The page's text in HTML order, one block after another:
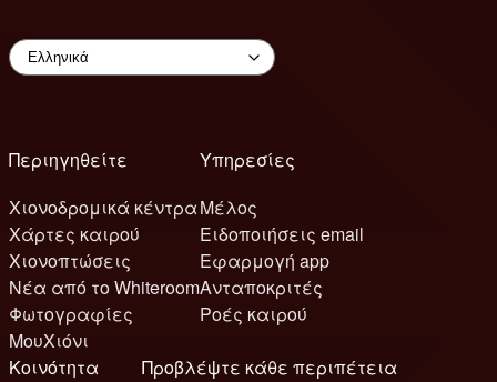
Περιηγηθείτε
Χιονοδρομικά κέντρα
Χάρτες καιρού
Χιονοπτώσεις
Νέα από το Whiteroom
Φωτογραφίες
ΜουΧιόνι
Υπηρεσίες
Μέλος
Ειδοποιήσεις email
Εφαρμογή app
Ανταποκριτές
Ροές καιρού
Κοινότητα
Προβλέψτε κάθε περιπέτεια